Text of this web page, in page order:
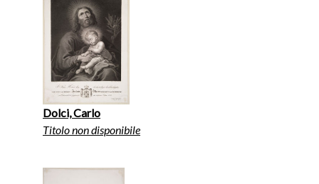
Dolci, Carlo
Titolo non disponibile